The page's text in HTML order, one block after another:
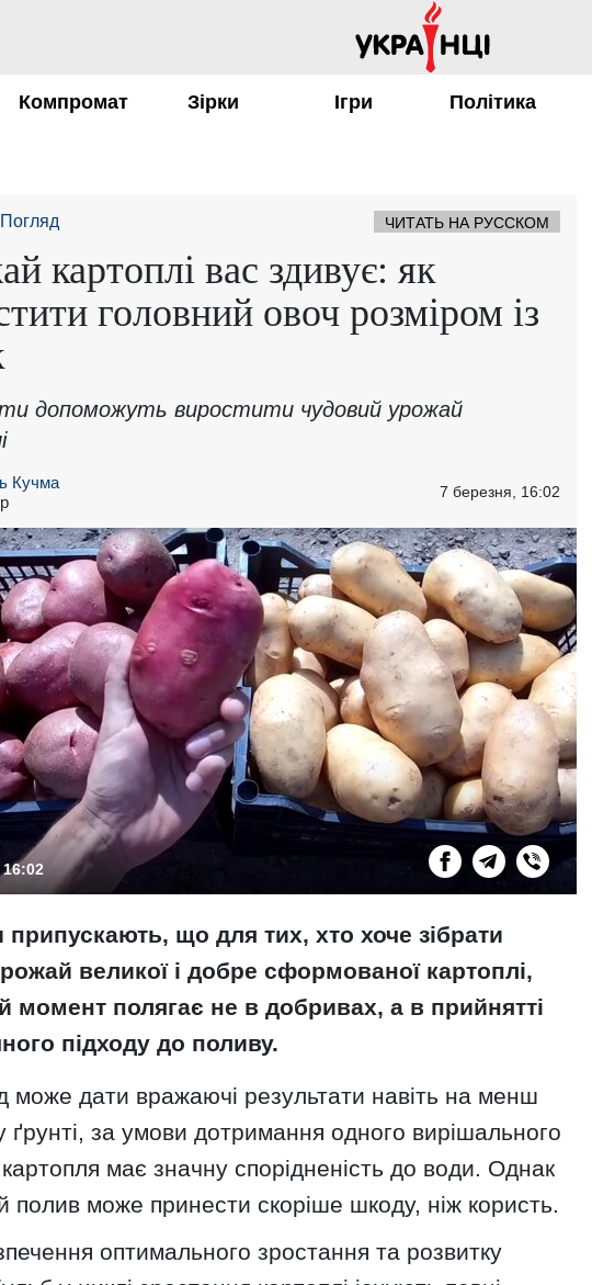
Компромат Зірки Ігри Політика
Погляд ЧИТАТЬ НА РУССКОМ
картоплі вас здивує: як
головний овоч розміром із
допоможуть виростити чудовий урожай
Кучма
7 березня, 16:02
16:02
припускають, що для тих, хто хоче зібрати
великої і добре сформованої картоплі,
момент полягає не в добривах, а в прийнятті
підходу до поливу.
може дати вражаючі результати навіть на менш
за умови дотримання одного вирішального
має значну спорідненість до води. Однак
полив може принести скоріше шкоду, ніж користь.
оптимального зростання та розвитку